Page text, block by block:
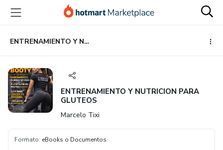
principal
página
de
página
ENTRENAMIENTO Y NUTRICION PARA GLUTEOS
ENTRENAMIENTO Y NUTRICION PARA
GLUTEOS
Marcelo Tixi
Formato: eBooks o Documentos